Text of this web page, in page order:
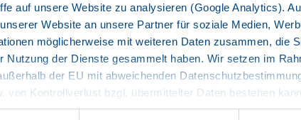
auf unsere Website zu analysieren (Google Analytics).
Website an unsere Partner für soziale Medien,
möglicherweise mit weiteren Daten zusammen, die
Nutzung der Dienste gesammelt haben. Wir setzen im
der EU mit abweichenden
von Kontrollverlust bzgl. übermittelter Daten bestehen kann.
mit der BPW Aftermarket Group und setzt damit
die europaweite Verfügbarkeit von KRONE Original-
zu optimieren.